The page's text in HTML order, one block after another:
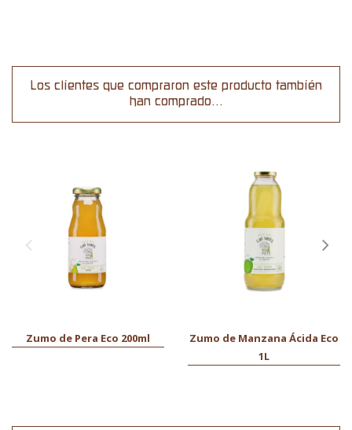
Los clientes que compraron este producto también
han comprado...
Zumo de Pera Eco 200ml
Zumo de Manzana Ácida Eco
1L